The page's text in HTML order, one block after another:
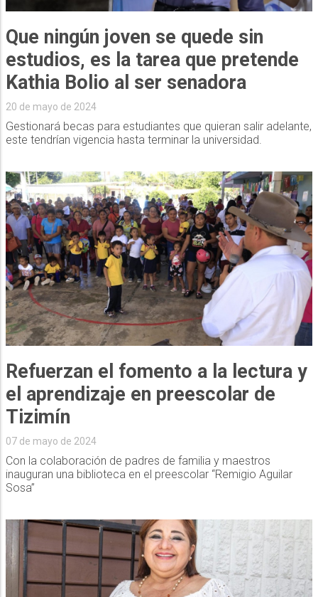
Que ningún joven se quede sin
estudios, es la tarea que pretende
Kathia Bolio al ser senadora
20 de mayo de 2024
Gestionará becas para estudiantes que quieran salir adelante,
este tendrían vigencia hasta terminar la universidad.
Refuerzan el fomento a la lectura y
el aprendizaje en preescolar de
Tizimín
07 de mayo de 2024
Con la colaboración de padres de familia y maestros
inauguran una biblioteca en el preescolar “Remigio Aguilar
Sosa”